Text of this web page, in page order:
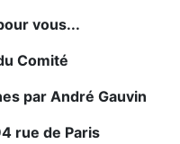
vous...
Comité
par André Gauvin
rue de Paris